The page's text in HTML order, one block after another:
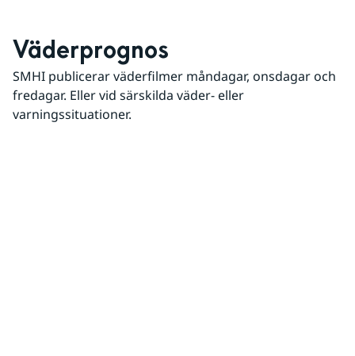
Väderprognos
SMHI publicerar väderfilmer måndagar, onsdagar och
fredagar. Eller vid särskilda väder- eller
varningssituationer.